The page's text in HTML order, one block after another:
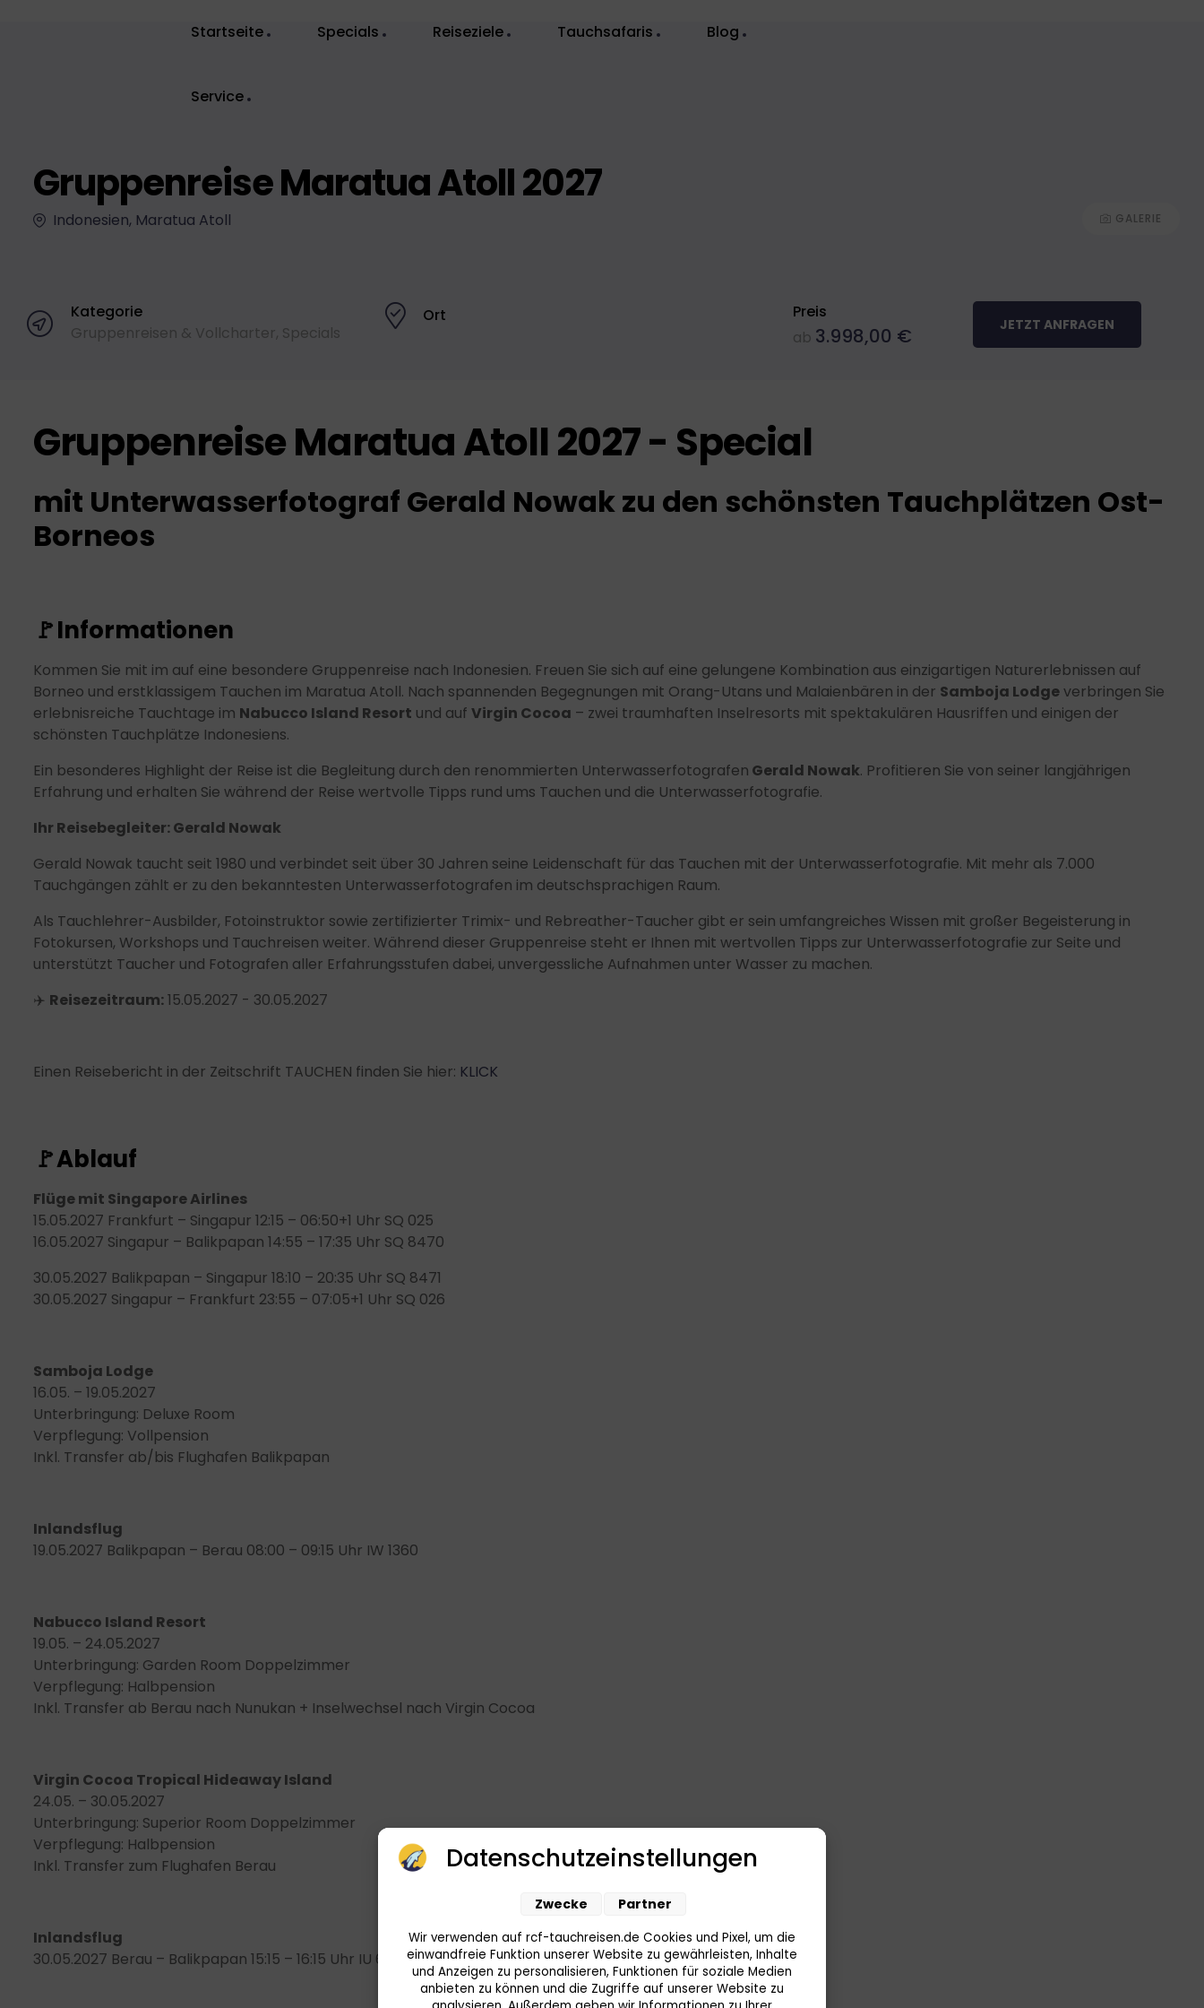
Startseite Specials Reiseziele Tauchsafaris Blog
Service
Gruppenreise Maratua Atoll 2027
Indonesien, Maratua Atoll GALERIE
Kategorie
Gruppenreisen & Vollcharter, Specials
Ort
Preis
ab 3.998,00 € JETZT ANFRAGEN
Gruppenreise Maratua Atoll 2027 - Special
mit Unterwasserfotograf Gerald Nowak zu den schönsten Tauchplätzen Ost-
Borneos
🚩Informationen
Kommen Sie mit im auf eine besondere Gruppenreise nach Indonesien. Freuen Sie sich auf eine gelungene Kombination aus einzigartigen Naturerlebnissen auf
Borneo und erstklassigem Tauchen im Maratua Atoll. Nach spannenden Begegnungen mit Orang-Utans und Malaienbären in der Samboja Lodgeverbringen Sie
erlebnisreiche Tauchtage im Nabucco Island Resort und auf Virgin Cocoa – zwei traumhaften Inselresorts mit spektakulären Hausriffen und einigen der
schönsten Tauchplätze Indonesiens.
Ein besonderes Highlight der Reise ist die Begleitung durch den renommierten Unterwasserfotografen Gerald Nowak. Profitieren Sie von seiner langjährigen
Erfahrung und erhalten Sie während der Reise wertvolle Tipps rund ums Tauchen und die Unterwasserfotografie.
Ihr Reisebegleiter: Gerald Nowak
Gerald Nowak taucht seit 1980 und verbindet seit über 30 Jahren seine Leidenschaft für das Tauchen mit der Unterwasserfotografie. Mit mehr als 7.000
Tauchgängen zählt er zu den bekanntesten Unterwasserfotografen im deutschsprachigen Raum.
Als Tauchlehrer-Ausbilder, Fotoinstruktor sowie zertifizierter Trimix- und Rebreather-Taucher gibt er sein umfangreiches Wissen mit großer Begeisterung in
Fotokursen, Workshops und Tauchreisen weiter. Während dieser Gruppenreise steht er Ihnen mit wertvollen Tipps zur Unterwasserfotografie zur Seite und
unterstützt Taucher und Fotografen aller Erfahrungsstufen dabei, unvergessliche Aufnahmen unter Wasser zu machen.
✈️ Reisezeitraum:15.05.2027 - 30.05.2027
Einen Reisebericht in der Zeitschrift TAUCHEN finden Sie hier: KLICK
🚩Ablauf
Flüge mit Singapore Airlines
15.05.2027 Frankfurt – Singapur 12:15 – 06:50+1 Uhr SQ 025
16.05.2027 Singapur – Balikpapan 14:55 – 17:35 Uhr SQ 8470
30.05.2027 Balikpapan – Singapur 18:10 – 20:35 Uhr SQ 8471
30.05.2027 Singapur – Frankfurt 23:55 – 07:05+1 Uhr SQ 026
Samboja Lodge
16.05. – 19.05.2027
Unterbringung: Deluxe Room
Verpflegung: Vollpension
Inkl. Transfer ab/bis Flughafen Balikpapan
Inlandsflug
19.05.2027 Balikpapan – Berau 08:00 – 09:15 Uhr IW 1360
Nabucco Island Resort
19.05. – 24.05.2027
Unterbringung: Garden Room Doppelzimmer
Verpflegung: Halbpension
Inkl. Transfer ab Berau nach Nunukan + Inselwechsel nach Virgin Cocoa
Virgin Cocoa Tropical Hideaway Island
24.05. – 30.05.2027
Unterbringung: Superior Room Doppelzimmer
Verpflegung: Halbpension
Inkl. Transfer zum Flughafen Berau
Inlandsflug
30.05.2027 Berau – Balikpapan 15:15 – 16:15 Uhr IU 609
Datenschutzeinstellungen
Wir verwenden auf rcf-tauchreisen.de Cookies und Pixel, um die
einwandfreie Funktion unserer Website zu gewährleisten, Inhalte
und Anzeigen zu personalisieren, Funktionen für soziale Medien
anbieten zu können und die Zugriffe auf unserer Website zu
Zwecke Partner